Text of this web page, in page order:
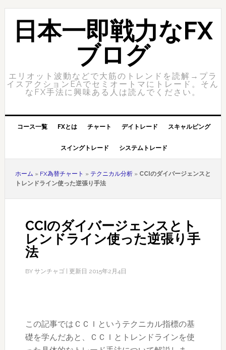
Skip
primary
navigation
Skip
content日本一即戦力なFX
ブログ
エリオット波動などで大筋のトレンドを読解→プラ
イスアクションEAでセミオートマにトレード。そん
なFX手法に興味ある人は読んでください。
コース一覧 FXとは チャート デイトレード スキャルピング
スイングトレード システムトレード
ホーム » FX為替チャート » テクニカル分析» CCIのダイバージェンスと
トレンドライン使った逆張り手法
CCIのダイバージェンスとト
レンドライン使った逆張り手
法
BY サンチャゴ| 更新日 2015年2月4日
この記事ではＣＣＩというテクニカル指標の基
礎を学んだあと、ＣＣＩとトレンドラインを使